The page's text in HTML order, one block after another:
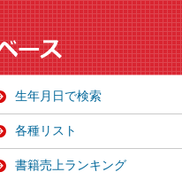
生年月日で検索
各種リスト
書籍売上ランキング